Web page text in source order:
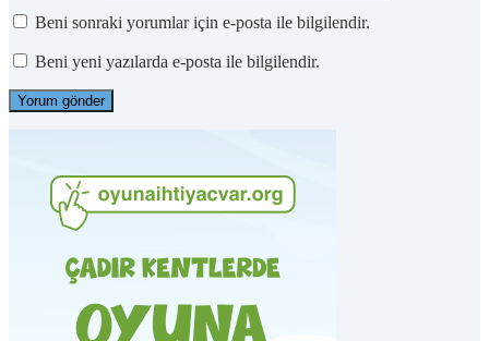
Beni sonraki yorumlar için e-posta ile bilgilendir.
Beni yeni yazılarda e-posta ile bilgilendir.